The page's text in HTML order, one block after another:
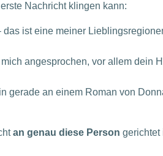
Nachricht klingen kann:
ist eine meiner
angesprochen, vor allem dein
gerade an einem Roman von
an genau diese Person gerichtet